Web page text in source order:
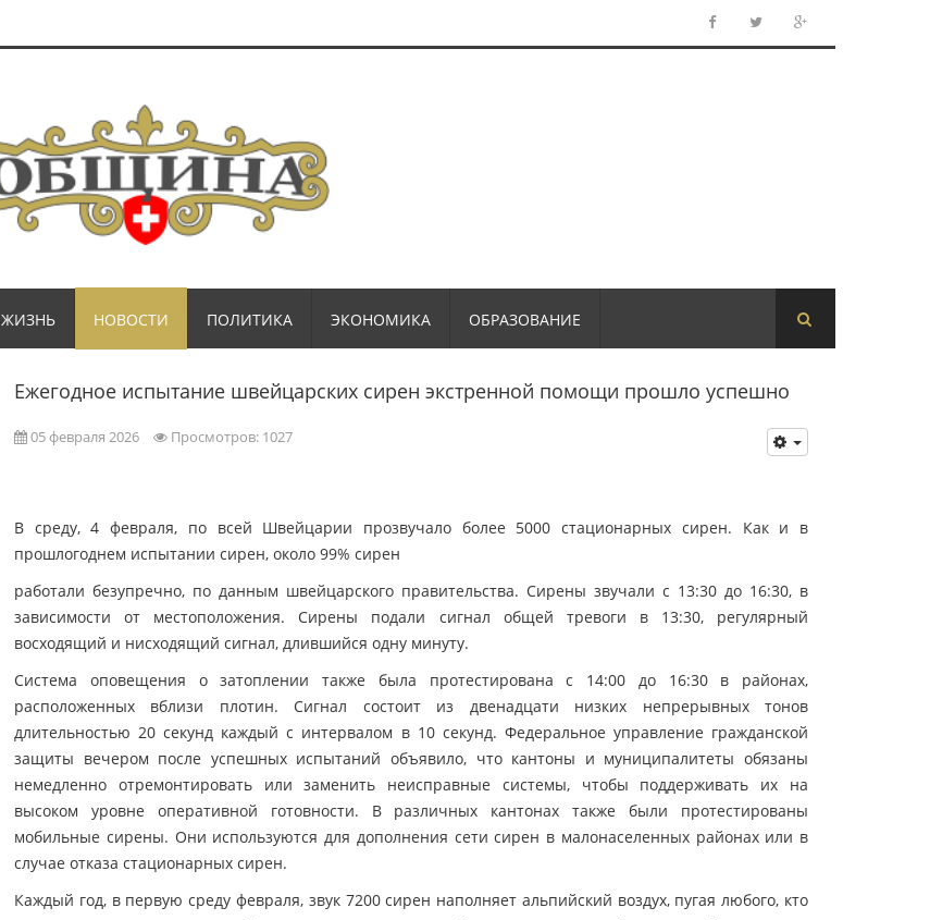
ЖИЗНЬ НОВОСТИ ПОЛИТИКА ЭКОНОМИКА ОБРАЗОВАНИЕ
Ежегодное испытание швейцарских сирен экстренной помощи прошло успешно
05 февраля 2026 Просмотров: 1027
В среду, 4 февраля, по всей Швейцарии прозвучало более 5000 стационарных сирен. Как и в
прошлогоднем испытании сирен, около 99% сирен
работали безупречно, по данным швейцарского правительства. Сирены звучали с 13:30 до 16:30, в
зависимости от местоположения. Сирены подали сигнал общей тревоги в 13:30, регулярный
восходящий и нисходящий сигнал, длившийся одну минуту.
Система оповещения о затоплении также была протестирована с 14:00 до 16:30 в районах,
расположенных вблизи плотин. Сигнал состоит из двенадцати низких непрерывных тонов
длительностью 20 секунд каждый с интервалом в 10 секунд. Федеральное управление гражданской
защиты вечером после успешных испытаний объявило, что кантоны и муниципалитеты обязаны
немедленно отремонтировать или заменить неисправные системы, чтобы поддерживать их на
высоком уровне оперативной готовности. В различных кантонах также были протестированы
мобильные сирены. Они используются для дополнения сети сирен в малонаселенных районах или в
случае отказа стационарных сирен.
Каждый год, в первую среду февраля, звук 7200 сирен наполняет альпийский воздух, пугая любого, кто